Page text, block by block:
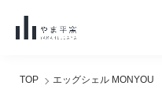
TOP エッグシェル MONYOU